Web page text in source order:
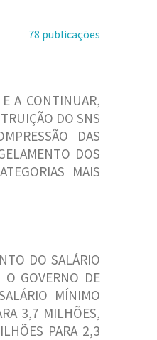
78 publicações
A CONTINUAR,
DO SNS
DAS
DOS
MAIS
DO SALÁRIO
GOVERNO DE
MÍNIMO
3,7 MILHÕES,
PARA 2,3